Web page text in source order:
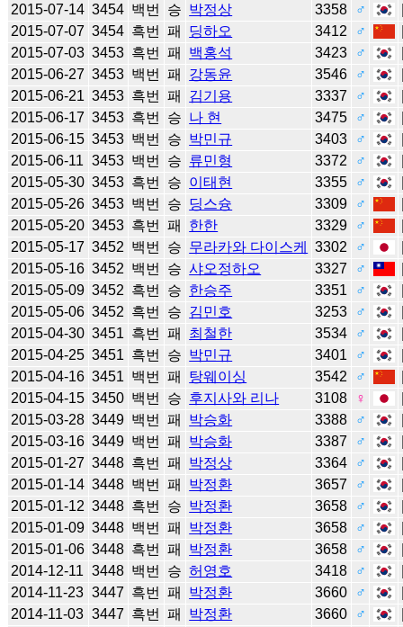
2015-07-14 3454 백번 승 박정상 3358 ♂
2015-07-07 3454 흑번 패 딩하오 3412 ♂
2015-07-03 3453 흑번 패 백홍석 3423 ♂
2015-06-27 3453 백번 패 강동윤 3546 ♂
2015-06-21 3453 흑번 패 김기용 3337 ♂
2015-06-17 3453 흑번 승 나 현 3475 ♂
2015-06-15 3453 백번 승 박민규 3403 ♂
2015-06-11 3453 백번 승 류민형 3372 ♂
2015-05-30 3453 흑번 승 이태현 3355 ♂
2015-05-26 3453 백번 승 딩스슝 3309 ♂
2015-05-20 3453 흑번 패 한한 3329 ♂
2015-05-17 3452 백번 승 무라카와 다이스케 3302 ♂
2015-05-16 3452 백번 승 샤오정하오 3327 ♂
2015-05-09 3452 흑번 승 한승주 3351 ♂
2015-05-06 3452 흑번 승 김민호 3253 ♂
2015-04-30 3451 흑번 패 최철한 3534 ♂
2015-04-25 3451 흑번 승 박민규 3401 ♂
2015-04-16 3451 백번 패 탕웨이싱 3542 ♂
2015-04-15 3450 백번 승 후지사와 리나 3108 ♀
2015-03-28 3449 백번 패 박승화 3388 ♂
2015-03-16 3449 백번 패 박승화 3387 ♂
2015-01-27 3448 흑번 패 박정상 3364 ♂
2015-01-14 3448 백번 패 박정환 3657 ♂
2015-01-12 3448 흑번 승 박정환 3658 ♂
2015-01-09 3448 백번 패 박정환 3658 ♂
2015-01-06 3448 흑번 패 박정환 3658 ♂
2014-12-11 3448 백번 승 허영호 3418 ♂
2014-11-23 3447 흑번 패 박정환 3660 ♂
2014-11-03 3447 흑번 패 박정환 3660 ♂